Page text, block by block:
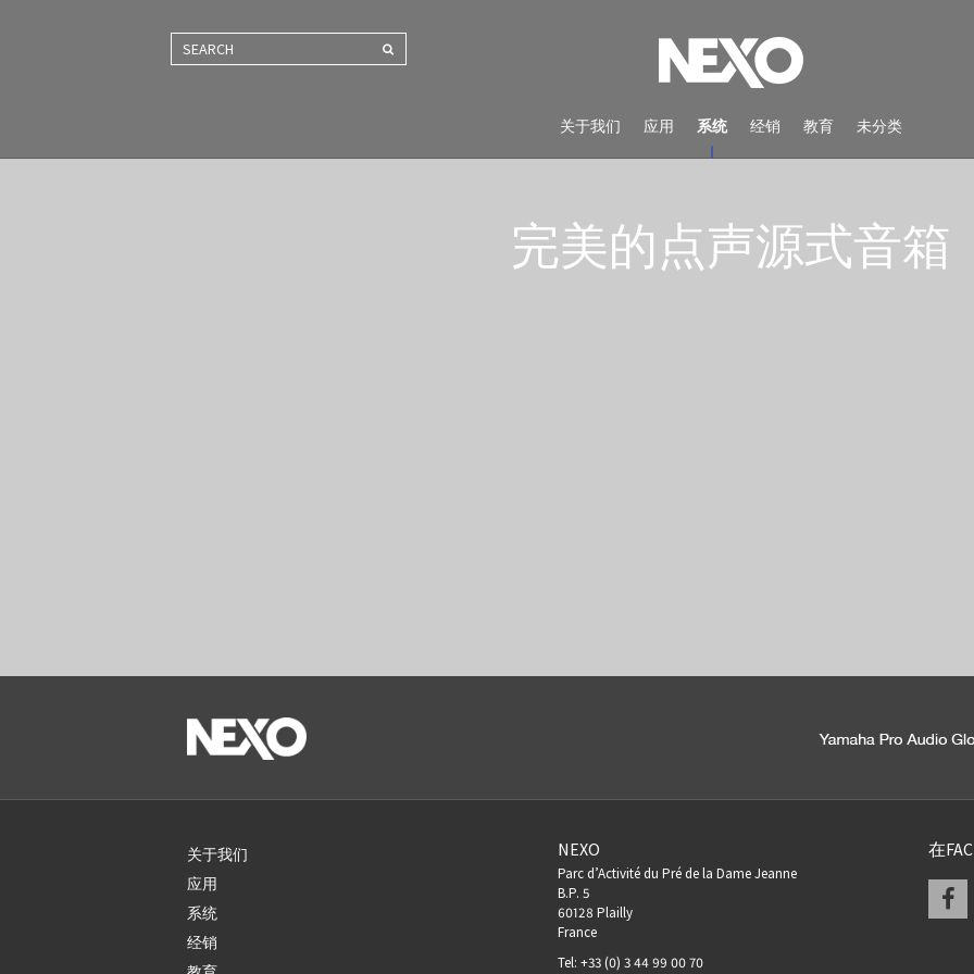
SEARCH
关于我们 应用 系统 经销 教育 未分类
完美的点声源式音箱
关于我们
应用
系统
经销
NEXO
Parc d’Activité du Pré de la Dame Jeanne
B.P. 5
60128 Plailly
France
Tel: +33 (0) 3 44 99 00 70
在